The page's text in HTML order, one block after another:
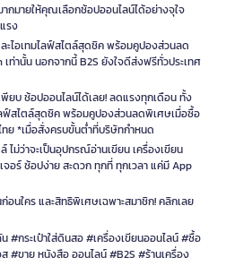
กมายให้คุณเลือกช้อปออนไลน์ได้อย่างจุใจ
รง
ะไอเทมไลฟ์สไตล์สุดชิค พร้อมคูปองส่วนลด
ท่านั้น นอกจากนี้ B2S ยังใจดีส่งฟรีทั่วประเทศ
ยบ ช้อปออนไลน์ได้เลย! ลดแรงทุกเดือน ทั้ง
ฟ์สไตล์สุดชิค พร้อมคูปองส่วนลดพิเศษเมื่อซื้อ
ทย *เมื่อสั่งครบขั้นต่ำที่บริษัทกำหนด
ม่ว่าจะเป็นอุปกรณ์อ่านเขียน เครื่องเขียน
อร์ ช้อปง่าย สะดวก ทุกที่ ทุกเวลา แค่มี App
อนใคร และสิทธิพิเศษเฉพาะสมาชิก! คลิกเลย
#กระเป๋าใส่ดินสอ #เครื่องเขียนออนไลน์ #ซื้อ
#ขาย หนังสือ ออนไลน์ #B2S #ร้านเครื่อง